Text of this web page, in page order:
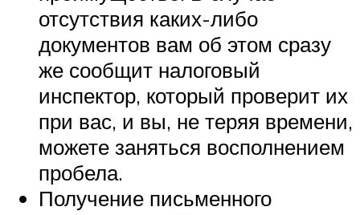
отсутствия каких-либо
документов вам об этом сразу
же сообщит налоговый
инспектор, который проверит их
при вас, и вы, не теряя времени,
можете заняться восполнением
пробела.
Получение письменного